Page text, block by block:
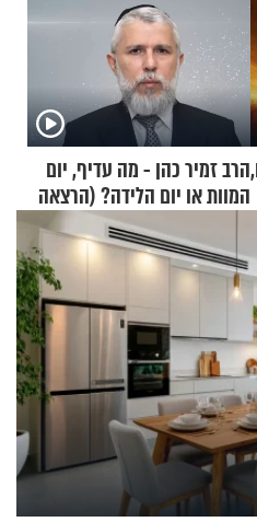
הרב זמיר כהן - מה עדיף, יום
המוות או יום הלידה? (הרצאה